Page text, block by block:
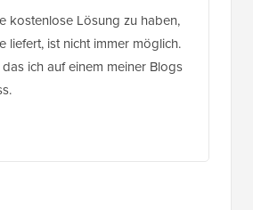
kostenlose Lösung zu haben,
liefert, ist nicht immer möglich.
ich auf einem meiner Blogs